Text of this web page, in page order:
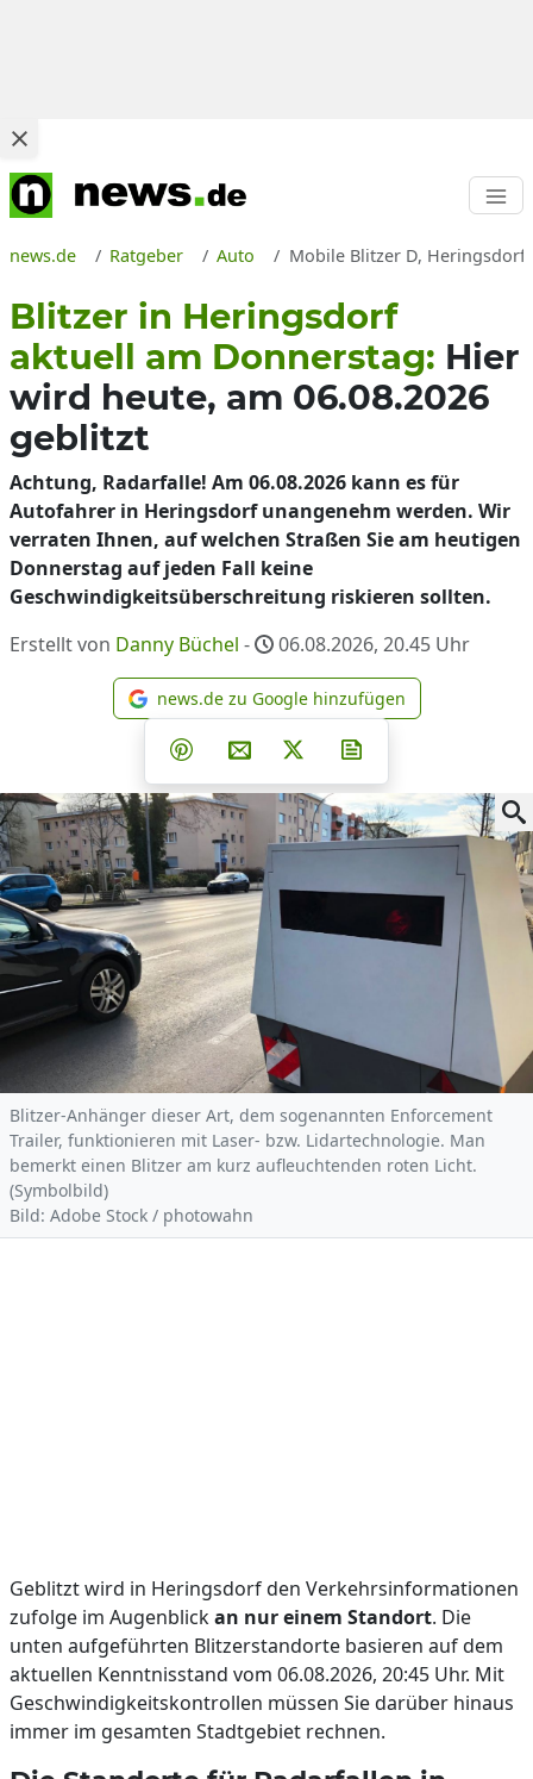
news.de Ratgeber Auto Mobile Blitzer D,
Blitzer in Heringsdorf
aktuell am Donnerstag: Hier
wird heute, am 06.08.2026
geblitzt
Achtung, Radarfalle! Am 06.08.2026 kann es für
Autofahrer in Heringsdorf unangenehm werden. Wir
verraten Ihnen, auf welchen Straßen Sie am heutigen
Donnerstag auf jeden Fall keine
Geschwindigkeitsüberschreitung riskieren sollten.
Erstellt von Danny Büchel - 06.08.2026, 20.45 Uhr
news.de zu Google
news.de zu Google hinzufügen
Teilen auf Facebook
Teilen auf Whatsapp
Teilen auf Telegram
Teilen auf Pinterest
Per E-Mail teilen
Post auf X
Blitzer-Anhänger dieser Art, dem sogenannten Enforcement
Trailer, funktionieren mit Laser- bzw. Lidartechnologie. Man
bemerkt einen Blitzer am kurz aufleuchtenden roten Licht.
(Symbolbild)
Bild: Adobe Stock / photowahn
Geblitzt wird in Heringsdorf den Verkehrsinformationen
zufolge im Augenblickan nur einem Standort. Die
unten aufgeführten Blitzerstandorte basieren auf dem
aktuellen Kenntnisstand vom 06.08.2026, 20:45 Uhr. Mit
Geschwindigkeitskontrollen müssen Sie darüber hinaus
immer im gesamten Stadtgebiet rechnen.